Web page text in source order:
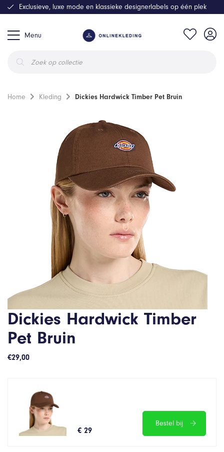
Menu
zoeken
Exclusieve, luxe mode en klassieke designerlabels op één plek
Home Kleding Dickies Hardwick Timber Pet Bruin
Dickies Hardwick Timber
Pet Bruin
€29,00
€ 29
Bestel bij